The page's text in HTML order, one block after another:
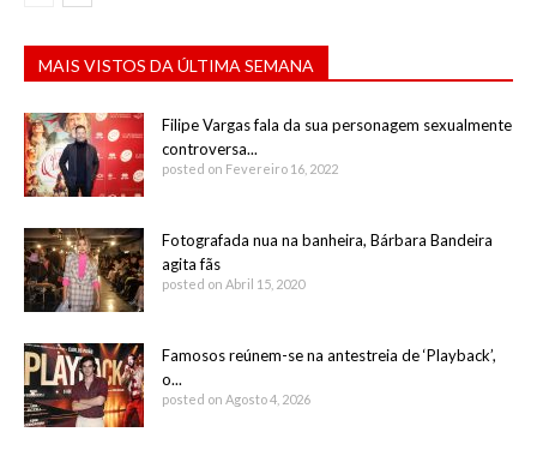
MAIS VISTOS DA ÚLTIMA SEMANA
Filipe Vargas fala da sua personagem sexualmente
controversa...
posted on Fevereiro 16, 2022
Fotografada nua na banheira, Bárbara Bandeira
agita fãs
posted on Abril 15, 2020
Famosos reúnem-se na antestreia de ‘Playback’,
o...
posted on Agosto 4, 2026